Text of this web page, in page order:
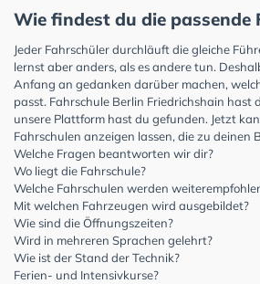
Wie findest du die passende
Jeder Fahrschüler durchläuft die gleiche
lernst aber anders, als es andere tun.
Anfang an gedanken darüber machen,
passt. Fahrschule Berlin Friedrichshain hast
unsere Plattform hast du gefunden. Jetzt
Fahrschulen anzeigen lassen, die zu deinen
Welche Fragen beantworten wir dir?
Wo liegt die Fahrschule?
Welche Fahrschulen werden
Mit welchen Fahrzeugen wird ausgebildet?
Wie sind die Öffnungszeiten?
Wird in mehreren Sprachen gelehrt?
Wie ist der Stand der Technik?
Ferien- und Intensivkurse?